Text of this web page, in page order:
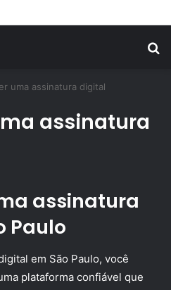
uma assinatura digital
assinatura
assinatura
Paulo
em São Paulo, você
plataforma confiável que